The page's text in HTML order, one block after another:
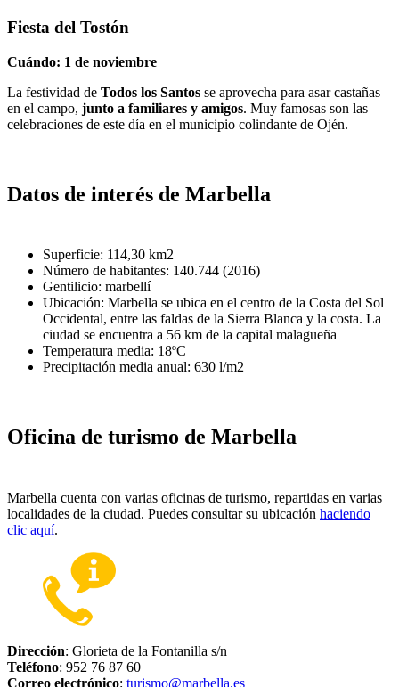
Fiesta del Tostón
Cuándo: 1 de noviembre
La festividad de Todos los Santos se aprovecha para asar castañas
en el campo, junto a familiares y amigos. Muy famosas son las
celebraciones de este día en el municipio colindante de Ojén.
Datos de interés de Marbella
Superficie: 114,30 km2
Número de habitantes: 140.744 (2016)
Gentilicio: marbellí
Ubicación: Marbella se ubica en el centro de la Costa del Sol
Occidental, entre las faldas de la Sierra Blanca y la costa. La
ciudad se encuentra a 56 km de la capital malagueña
Temperatura media: 18ºC
Precipitación media anual: 630 l/m2
Oficina de turismo de Marbella
Marbella cuenta con varias oficinas de turismo, repartidas en varias
localidades de la ciudad. Puedes consultar su ubicación haciendo
clic aquí.
Dirección: Glorieta de la Fontanilla s/n
Teléfono: 952 76 87 60
Correo electrónico: turismo@marbella.es